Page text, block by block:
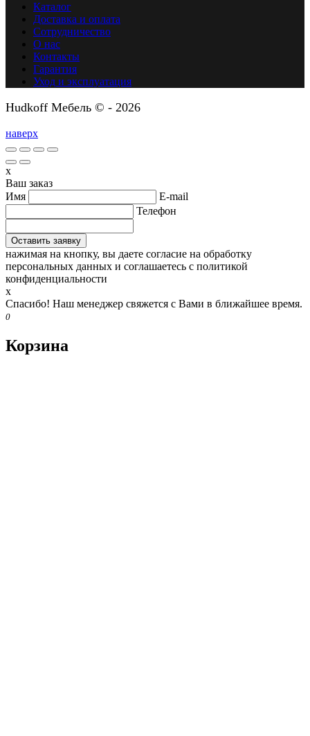
Каталог
Доставка и оплата
Сотрудничество
О нас
Контакты
Гарантия
Уход и эксплуатация
Hudkoff Мебель © - 2026
наверх
x
Ваш заказ
Имя
E-mail
Телефон
нажимая на кнопку, вы даете согласие на обработку
персональных данных и соглашаетесь c политикой
конфиденциальности
x
Спасибо! Наш менеджер свяжется с Вами в ближайшее время.
0
Корзина